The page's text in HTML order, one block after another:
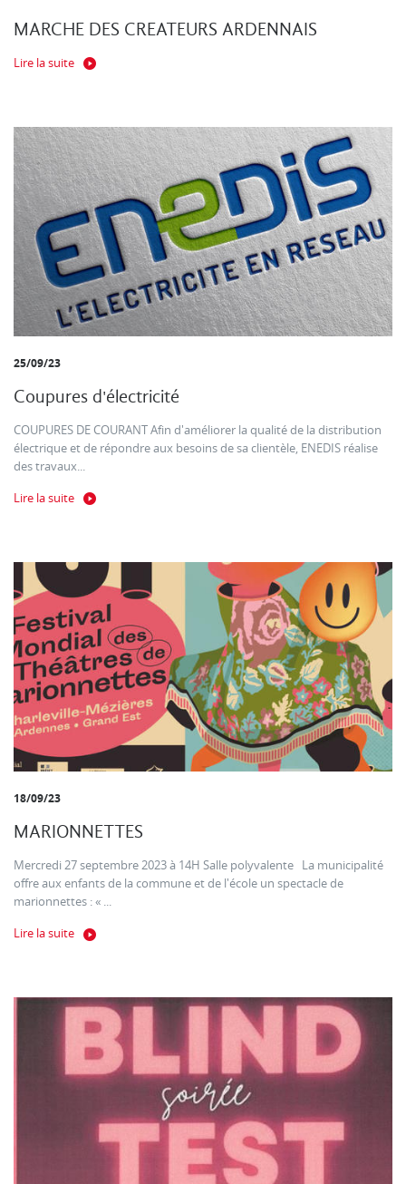
MARCHE DES CREATEURS ARDENNAIS
Lire la suite
25/09/23
Coupures d'électricité
COUPURES DE COURANT Afin d'améliorer la qualité de la distribution
électrique et de répondre aux besoins de sa clientèle, ENEDIS réalise
des travaux...
Lire la suite
18/09/23
MARIONNETTES
Mercredi 27 septembre 2023 à 14H Salle polyvalente La municipalité
offre aux enfants de la commune et de l'école un spectacle de
marionnettes : « ...
Lire la suite